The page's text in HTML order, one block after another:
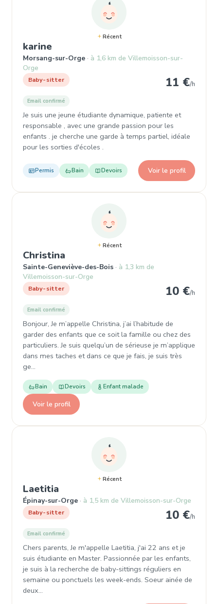
Récent
karine
Morsang-sur-Orge
à 1,6 km de Villemoisson-sur-
Orge
Baby-sitter 11 €/h
Email confirmé
Je suis une jeune étudiante dynamique, patiente et
responsable , avec une grande passion pour les
enfants . je cherche une garde à temps partiel, idéale
pour les sorties d'écoles .
Permis Bain Devoirs Voir le profil
Récent
Christina
Sainte-Geneviève-des-Bois
à 1,3 km de
Villemoisson-sur-Orge
Baby-sitter 10 €/h
Email confirmé
Bonjour, Je m’appelle Christina, j’ai l’habitude de
garder des enfants que ce soit la famille ou chez des
particuliers. Je suis quelqu’un de sérieuse je m’applique
dans mes taches et dans ce que je fais, je suis très
ge…
Bain Devoirs Enfant malade
Voir le profil
Récent
Laetitia
Épinay-sur-Orge à 1,5 km de Villemoisson-sur-Orge
Baby-sitter 10 €/h
Email confirmé
Chers parents, Je m'appelle Laetitia, j'ai 22 ans et je
suis étudiante en Master. Passionnée par les enfants,
je suis à la recherche de baby-sittings réguliers en
semaine ou ponctuels les week-ends. Soeur ainée de
deux…